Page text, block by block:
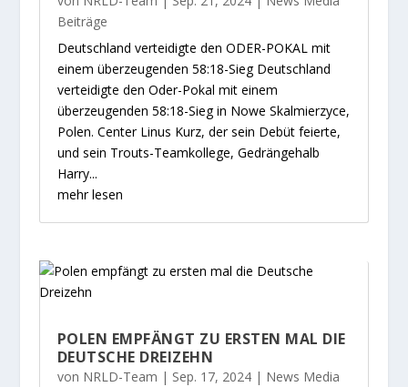
Beiträge
Deutschland verteidigte den ODER-POKAL mit
einem überzeugenden 58:18-Sieg Deutschland
verteidigte den Oder-Pokal mit einem
überzeugenden 58:18-Sieg in Nowe Skalmierzyce,
Polen. Center Linus Kurz, der sein Debüt feierte,
und sein Trouts-Teamkollege, Gedrängehalb
Harry...
mehr lesen
POLEN EMPFÄNGT ZU ERSTEN MAL DIE
DEUTSCHE DREIZEHN
von NRLD-Team | Sep. 17, 2024| News Media